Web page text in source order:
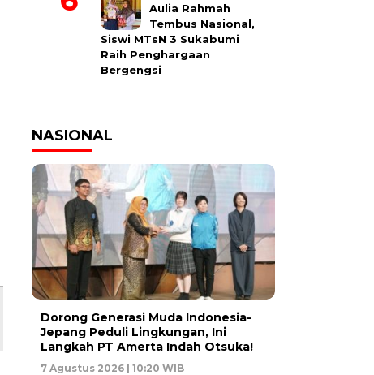
Aulia Rahmah
Tembus Nasional,
Siswi MTsN 3 Sukabumi
Raih Penghargaan
Bergengsi
NASIONAL
Dorong Generasi Muda Indonesia-
Jepang Peduli Lingkungan, Ini
Langkah PT Amerta Indah Otsuka!
7 Agustus 2026 | 10:20 WIB